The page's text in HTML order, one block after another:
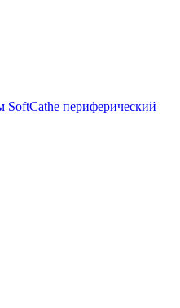
SoftCathe периферический